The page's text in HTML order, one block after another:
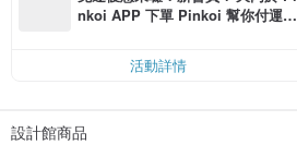
nkoi APP 下單 Pinkoi 幫你付運
活動詳情
設計館商品